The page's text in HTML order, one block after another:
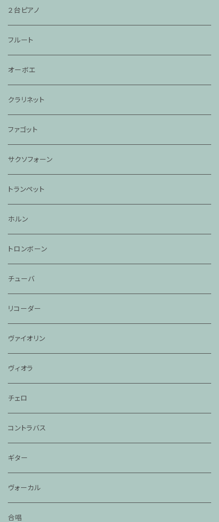
２台ピアノ
フルート
オーボエ
クラリネット
ファゴット
サクソフォーン
トランペット
ホルン
トロンボーン
チューバ
リコーダー
ヴァイオリン
ヴィオラ
チェロ
コントラバス
ギター
ヴォーカル
合唱